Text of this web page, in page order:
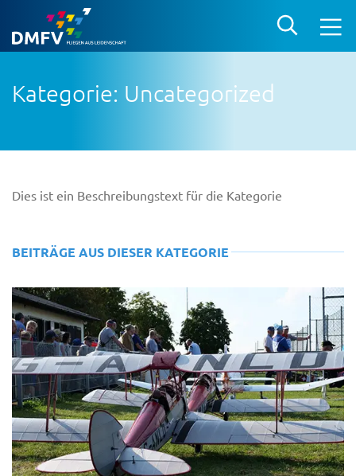
Kategorie: Uncategorized
Dies ist ein Beschreibungstext für die Kategorie
BEITRÄGE AUS DIESER KATEGORIE